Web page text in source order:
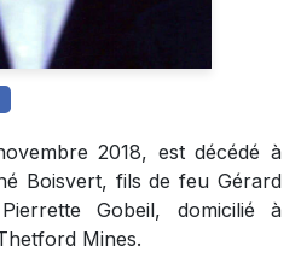
2018, est décédé à
Boisvert, fils de feu Gérard
Gobeil, domicilié à
Mines.